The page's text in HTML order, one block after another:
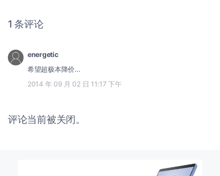
1 条评论
energetic
希望超极本降价…
2014 年 09 月 02 日 11:17 下午
评论当前被关闭。